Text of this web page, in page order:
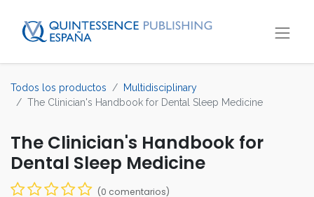
Todos los productos
Multidisciplinary
The Clinician's Handbook for Dental Sleep Medicine
The Clinician's Handbook for
Dental Sleep Medicine
(0 comentarios)